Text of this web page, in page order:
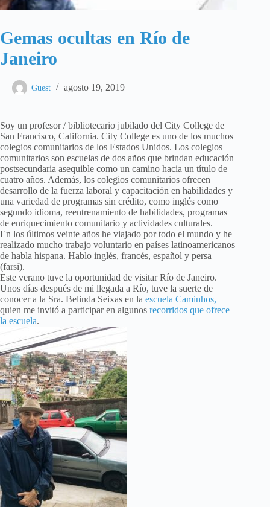
Gemas ocultas en Río de
Janeiro
Guest agosto 19, 2019
Soy un profesor / bibliotecario jubilado del City College de
San Francisco, California. City College es uno de los muchos
colegios comunitarios de los Estados Unidos. Los colegios
comunitarios son escuelas de dos años que brindan educación
postsecundaria asequible como un camino hacia un título de
cuatro años. Además, los colegios comunitarios ofrecen
desarrollo de la fuerza laboral y capacitación en habilidades y
una variedad de programas sin crédito, como inglés como
segundo idioma, reentrenamiento de habilidades, programas
de enriquecimiento comunitario y actividades culturales.
En los últimos veinte años he viajado por todo el mundo y he
realizado mucho trabajo voluntario en países latinoamericanos
de habla hispana. Hablo inglés, francés, español y persa
(farsi).
Este verano tuve la oportunidad de visitar Río de Janeiro.
Unos días después de mi llegada a Río, tuve la suerte de
conocer a la Sra. Belinda Seixas en la escuela Caminhos,
quien me invitó a participar en algunos recorridos que ofrece
la escuela.